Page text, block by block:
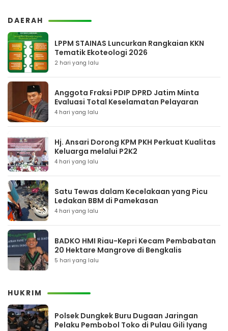
DAERAH
LPPM STAINAS Luncurkan Rangkaian KKN
Tematik Ekoteologi 2026
2 hari yang lalu
Anggota Fraksi PDIP DPRD Jatim Minta
Evaluasi Total Keselamatan Pelayaran
4 hari yang lalu
Hj. Ansari Dorong KPM PKH Perkuat Kualitas
Keluarga melalui P2K2
4 hari yang lalu
Satu Tewas dalam Kecelakaan yang Picu
Ledakan BBM di Pamekasan
4 hari yang lalu
BADKO HMI Riau-Kepri Kecam Pembabatan
20 Hektare Mangrove di Bengkalis
5 hari yang lalu
HUKRIM
Polsek Dungkek Buru Dugaan Jaringan
Pelaku Pembobol Toko di Pulau Gili Iyang